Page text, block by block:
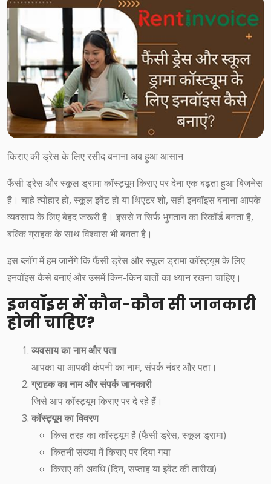
किराए की ड्रेस के लिए रसीद बनाना अब हुआ आसान
फैंसी ड्रेस और स्कूल ड्रामा कॉस्ट्यूम किराए पर देना एक बढ़ता हुआ बिजनेस
है। चाहे त्योहार हो, स्कूल इवेंट हो या थिएटर शो, सही इनवॉइस बनाना आपके
व्यवसाय के लिए बेहद जरूरी है। इससे न सिर्फ भुगतान का रिकॉर्ड बनता है,
बल्कि ग्राहक के साथ विश्वास भी बनता है।
इस ब्लॉग में हम जानेंगे कि फैंसी ड्रेस और स्कूल ड्रामा कॉस्ट्यूम के लिए
इनवॉइस कैसे बनाएं और उसमें किन-किन बातों का ध्यान रखना चाहिए।
इनवॉइस में कौन-कौन सी जानकारी
होनी चाहिए?
व्यवसाय का नाम और पता
आपका या आपकी कंपनी का नाम, संपर्क नंबर और पता।
ग्राहक का नाम और संपर्क जानकारी
जिसे आप कॉस्ट्यूम किराए पर दे रहे हैं।
कॉस्ट्यूम का विवरण
किस तरह का कॉस्ट्यूम है (फैंसी ड्रेस, स्कूल ड्रामा)
कितनी संख्या में किराए पर दिया गया
किराए की अवधि (दिन, सप्ताह या इवेंट की तारीख)